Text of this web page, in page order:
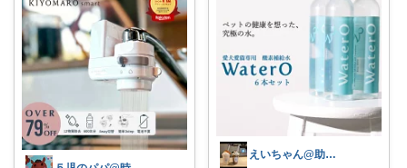
えいちゃん@助産師&保育士